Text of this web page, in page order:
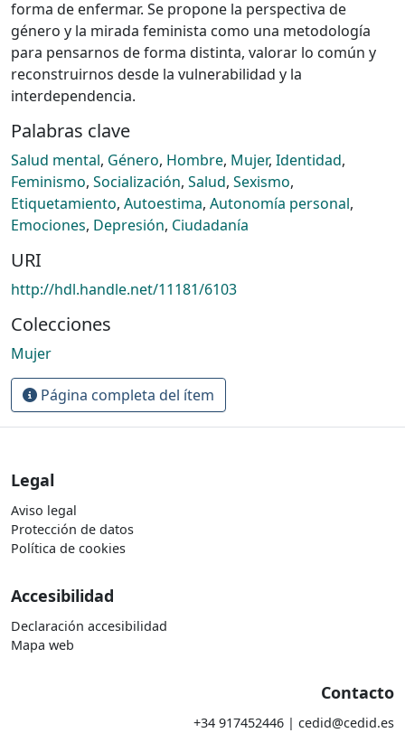
forma de enfermar. Se propone la perspectiva de
género y la mirada feminista como una metodología
para pensarnos de forma distinta, valorar lo común y
reconstruirnos desde la vulnerabilidad y la
interdependencia.
Palabras clave
Salud mental, Género, Hombre, Mujer, Identidad,
Feminismo, Socialización, Salud, Sexismo,
Etiquetamiento, Autoestima, Autonomía personal,
Emociones, Depresión, Ciudadanía
URI
http://hdl.handle.net/11181/6103
Colecciones
Mujer
Página completa del ítem
Legal
Aviso legal
Protección de datos
Política de cookies
Accesibilidad
Declaración accesibilidad
Mapa web
Contacto
+34 917452446 | cedid@cedid.es